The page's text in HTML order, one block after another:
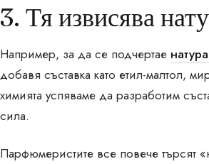
3. Тя извисява
Например, за да се подчертае
добавя съставка като етил-малтол,
химията успяваме да разработим
сила.
Парфюмеристите все повече търсят